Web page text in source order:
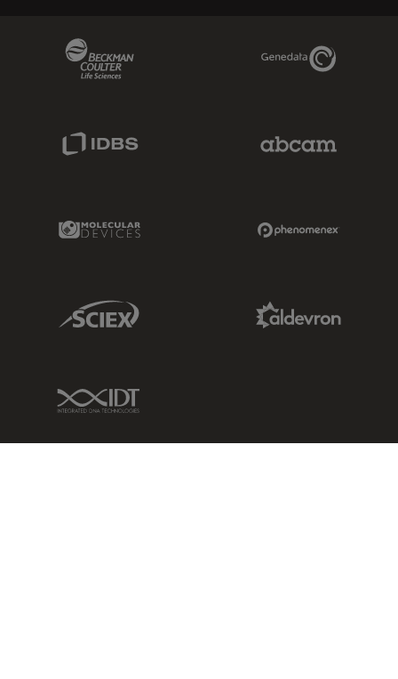
Genedata Link
Molecular Devices Link
Sciex Link
IDT Link